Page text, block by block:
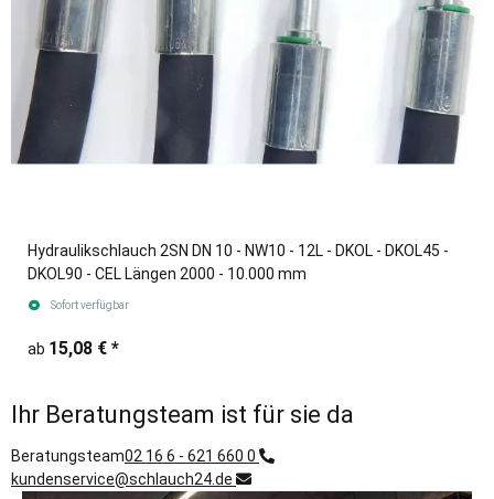
Hydraulikschlauch 2SN DN 10 - NW10 - 12L - DKOL - DKOL45 -
DKOL90 - CEL Längen 2000 - 10.000 mm
Sofort verfügbar
ab 15,08 € *
Ihr Beratungsteam ist für sie da
Beratungsteam02 16 6 - 621 660 0
kundenservice@schlauch24.de